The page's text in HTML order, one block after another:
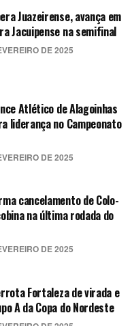
Juazeirense, avança em
Jacuipense na semifinal
DE 2025
Atlético de Alagoinhas
liderança no Campeonato
DE 2025
cancelamento de Colo-
na última rodada do
DE 2025
Fortaleza de virada e
A da Copa do Nordeste